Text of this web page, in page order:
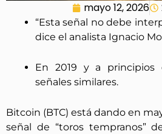
mayo 12, 2026
“Esta señal no debe
dice el analista Ignacio
En 2019 y a
señales similares.
Bitcoin (BTC) está dando en
señal de “toros tempranos”